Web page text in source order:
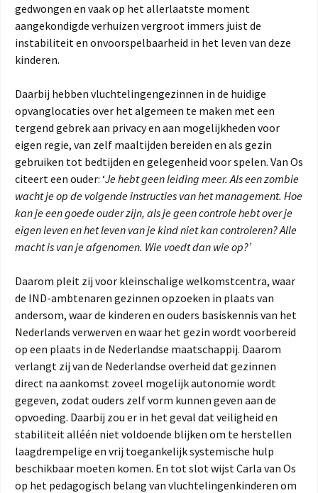
gedwongen en vaak op het allerlaatste moment
aangekondigde verhuizen vergroot immers juist de
instabiliteit en onvoorspelbaarheid in het leven van deze
kinderen.
Daarbij hebben vluchtelingengezinnen in de huidige
opvanglocaties over het algemeen te maken met een
tergend gebrek aan privacy en aan mogelijkheden voor
eigen regie, van zelf maaltijden bereiden en als gezin
gebruiken tot bedtijden en gelegenheid voor spelen. Van Os
citeert een ouder: ‘Je hebt geen leiding meer. Als een zombie
wacht je op de volgende instructies van het management. Hoe
kan je een goede ouder zijn, als je geen controle hebt over je
eigen leven en het leven van je kind niet kan controleren? Alle
macht is van je afgenomen. Wie voedt dan wie op?’
Daarom pleit zij voor kleinschalige welkomstcentra, waar
de IND-ambtenaren gezinnen opzoeken in plaats van
andersom, waar de kinderen en ouders basiskennis van het
Nederlands verwerven en waar het gezin wordt voorbereid
op een plaats in de Nederlandse maatschappij. Daarom
verlangt zij van de Nederlandse overheid dat gezinnen
direct na aankomst zoveel mogelijk autonomie wordt
gegeven, zodat ouders zelf vorm kunnen geven aan de
opvoeding. Daarbij zou er in het geval dat veiligheid en
stabiliteit alléén niet voldoende blijken om te herstellen
laagdrempelige en vrij toegankelijk systemische hulp
beschikbaar moeten komen. En tot slot wijst Carla van Os
op het pedagogisch belang van vluchtelingenkinderen om